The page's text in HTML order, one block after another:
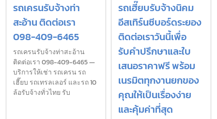
รถเครนรับจ้างท่า
สะอ้าน ติดต่อเรา
098-409-6465
รถเครนรับจ้างท่าสะอ้าน
ติดต่อเรา 098-409-6465 —
บริการให้เช่า รถเครน รถ
เฮี๊ยบ รถเทรลเลอร์ และรถ 10
ล้อรับจ้างทั่วไทย รับ
รถเฮี๊ยบรับจ้างนิคม
อีสเทิร์นซีบอร์ดระยอง
ติดต่อเราวันนี้เพื่อ
รับคำปรึกษาและใบ
เสนอราคาฟรี พร้อม
เนรมิตทุกงานยกของ
คุณให้เป็นเรื่องง่าย
และคุ้มค่าที่สุด